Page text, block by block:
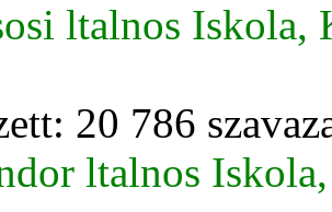
ltalnos Iskola,
20 786
ltalnos